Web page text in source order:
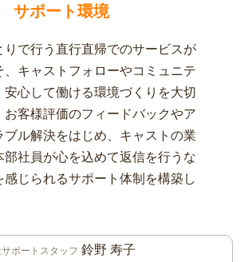
サポート環境
りで行う直行直帰でのサービスが
、キャストフォローやコミュニテ
安心して働ける環境づくりを大切
お客様評価のフィードバックやア
ブル解決をはじめ、キャストの業
部社員が心を込めて返信を行うな
感じられるサポート体制を構築し
ポートスタッフ 鈴野 寿子